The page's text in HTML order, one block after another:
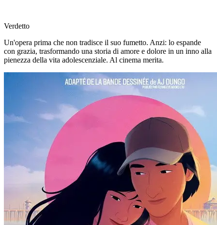
Verdetto
Un'opera prima che non tradisce il suo fumetto. Anzi: lo espande
con grazia, trasformando una storia di amore e dolore in un inno alla
pienezza della vita adolescenziale. Al cinema merita.